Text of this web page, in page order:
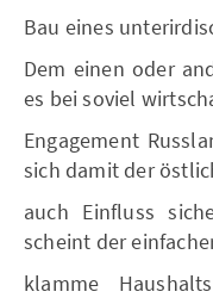
Bau eines
Dem einen oder
es bei soviel
Engagement
sich damit der
auch Einfluss
scheint der
klamme